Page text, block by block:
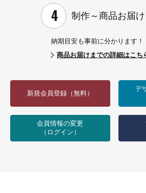
制作～商品お届け
納期目安も事前に分かります！
商品お届けまでの詳細はこち
新規会員登録（無料）
デ
会員情報の変更
（ログイン）